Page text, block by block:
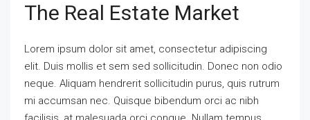
The Real Estate Market
Lorem ipsum dolor sit amet, consectetur adipiscing
elit. Duis mollis et sem sed sollicitudin. Donec non odio
neque. Aliquam hendrerit sollicitudin purus, quis rutrum
mi accumsan nec. Quisque bibendum orci ac nibh